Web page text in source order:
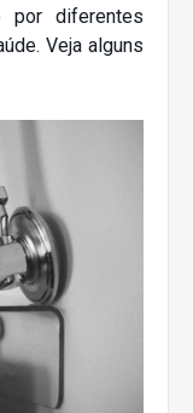
por diferentes
Veja alguns